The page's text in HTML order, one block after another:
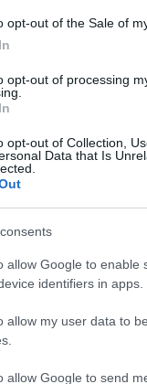
opt-out of the Sale of
opt-out of processing
opt-out of Collection,
Data that Is
allow Google to enable
identifiers in apps.
allow my user data to
allow Google to send